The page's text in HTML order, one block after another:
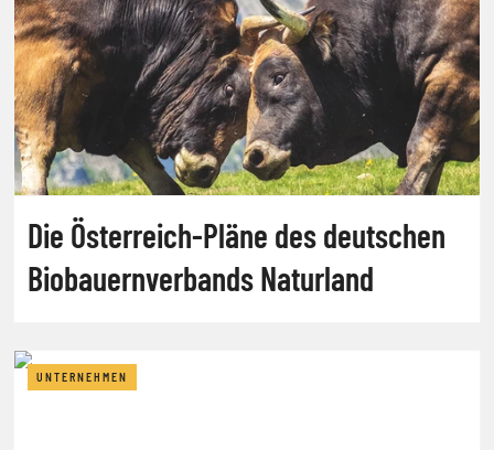
Die Österreich-Pläne des deutschen
Biobauernverbands Naturland
UNTERNEHMEN